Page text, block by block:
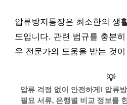
압류방지통장은 최소한의 생
도입니다. 관련 법규를 충분
우 전문가의 도움을 받는 것
💡
압류 걱정 없이 안전하게! 압류
필요 서류, 은행별 비교 정보를